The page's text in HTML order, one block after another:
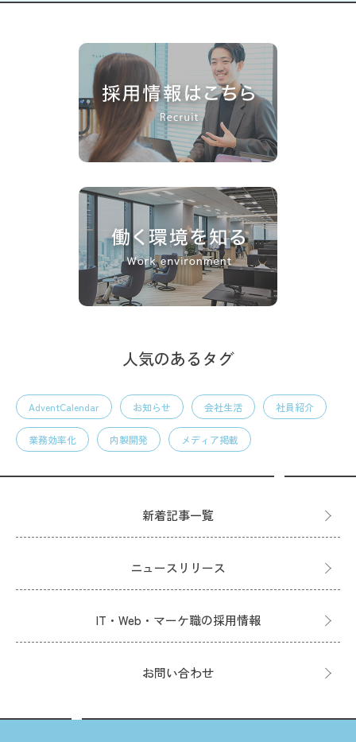
人気のあるタグ
AdventCalendar お知らせ 会社生活 社員紹介
業務効率化 内製開発 メディア掲載
新着記事一覧
ニュースリリース
IT・Web・マーケ職の採用情報
お問い合わせ